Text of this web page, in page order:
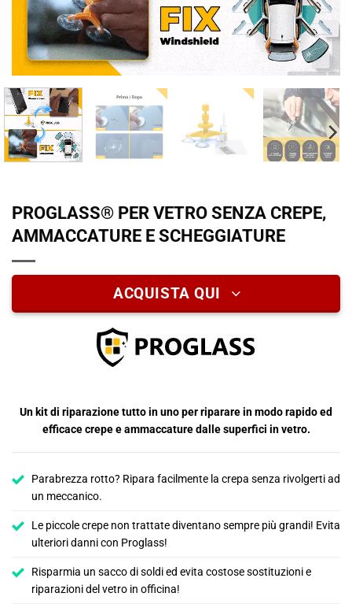
PROGLASS® PER VETRO SENZA CREPE,
AMMACCATURE E SCHEGGIATURE
ACQUISTA QUI
Un kit di riparazione tutto in uno per riparare in modo rapido ed
efficace crepe e ammaccature dalle superfici in vetro.
Parabrezza rotto? Ripara facilmente la crepa senza rivolgerti ad
un meccanico.
Le piccole crepe non trattate diventano sempre più grandi! Evita
ulteriori danni con Proglass!
Risparmia un sacco di soldi ed evita costose sostituzioni e
riparazioni del vetro in officina!